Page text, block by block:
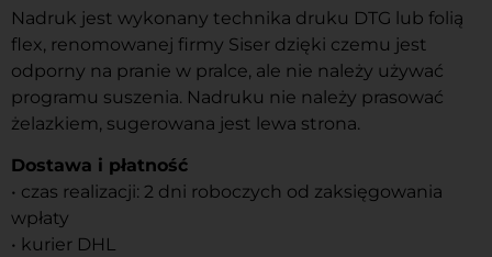
Nadruk jest wykonany technika druku DTG lub folią
flex, renomowanej firmy Siser dzięki czemu jest
odporny na pranie w pralce, ale nie należy używać
programu suszenia. Nadruku nie należy prasować
żelazkiem, sugerowana jest lewa strona.
Dostawa i płatność
• czas realizacji: 2 dni roboczych od zaksięgowania
wpłaty
• kurier DHL